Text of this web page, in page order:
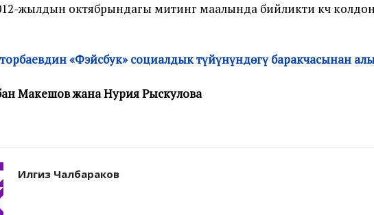
жылдын октябрындагы митинг маалында бийликти күч
«Фэйсбук» социалдык түйүнүндөгү баракчасынан
Макешов жана Нурия Рыскулова
Илгиз Чалбараков